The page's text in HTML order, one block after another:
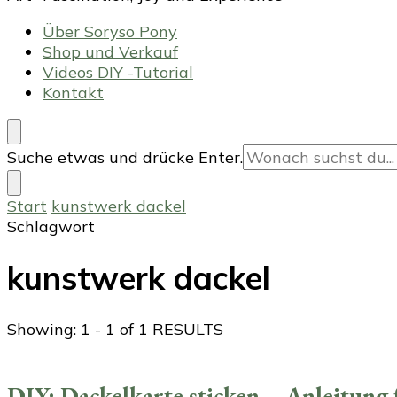
Über Soryso Pony
Shop und Verkauf
Videos DIY -Tutorial
Kontakt
Suchst
du
nach
etwas?
Suche etwas und drücke Enter.
Start kunstwerk dackel
Schlagwort
kunstwerk dackel
Showing: 1 - 1 of 1 RESULTS